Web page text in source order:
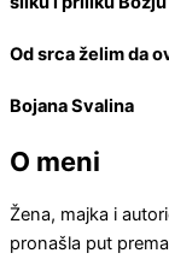
Od srca želim da
Bojana Svalina
O meni
Žena, majka i
pronašla put